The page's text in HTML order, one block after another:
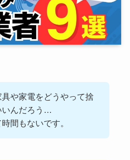
や家電をどうやって捨
いんだろう…
間もないです。